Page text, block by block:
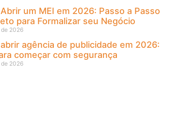
um MEI em 2026: Passo a Passo
para Formalizar seu Negócio
2026
agência de publicidade em 2026:
começar com segurança
2026